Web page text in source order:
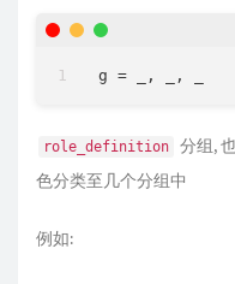
g = , ,
role_definition
分组,
色分类至几个分组中
例如: